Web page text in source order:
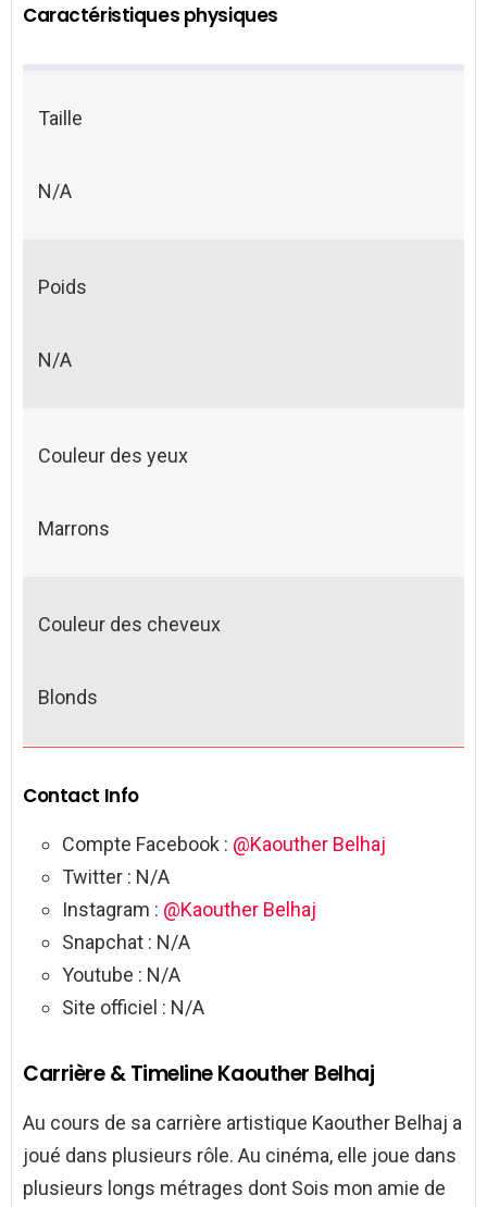
Caractéristiques physiques
Taille
N/A
Poids
N/A
Couleur des yeux
Marrons
Couleur des cheveux
Blonds
Contact Info
Compte Facebook : @Kaouther Belhaj
Twitter : N/A
Instagram : @Kaouther Belhaj
Snapchat : N/A
Youtube : N/A
Site officiel : N/A
Carrière & Timeline Kaouther Belhaj
Au cours de sa carrière artistique Kaouther Belhaj a
joué dans plusieurs rôle. Au cinéma, elle joue dans
plusieurs longs métrages dont Sois mon amie de